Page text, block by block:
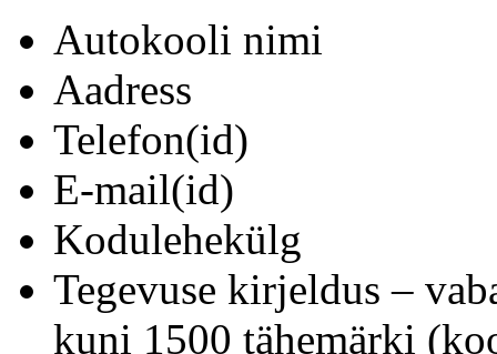
Autokooli nimi
Aadress
Telefon(id)
E-mail(id)
Kodulehekülg
Tegevuse kirjeldus –
kuni 1500 tähemärki